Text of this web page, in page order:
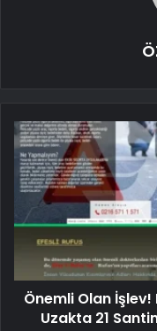
Önemli Olan İşlev!
Uzakta 21